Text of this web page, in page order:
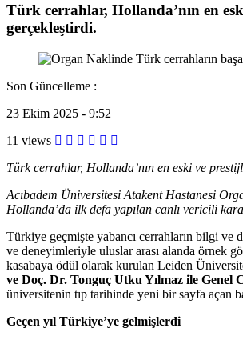
Türk cerrahlar, Hollanda’nın en
gerçekleştirdi.
Son Güncelleme :
23 Ekim 2025 - 9:52
11 views
Türk cerrahlar, Hollanda’nın en eski ve
Acıbadem Üniversitesi Atakent Hastanesi
Hollanda’da ilk defa yapılan canlı vericili
Türkiye geçmişte yabancı cerrahların bilgi
ve deneyimleriyle uluslar arası alanda örnek
kasabaya ödül olarak kurulan Leiden
ve Doç. Dr. Tonguç Utku Yılmaz ile Genel
üniversitenin tıp tarihinde yeni bir sayfa açan
Geçen yıl Türkiye’ye gelmişlerdi